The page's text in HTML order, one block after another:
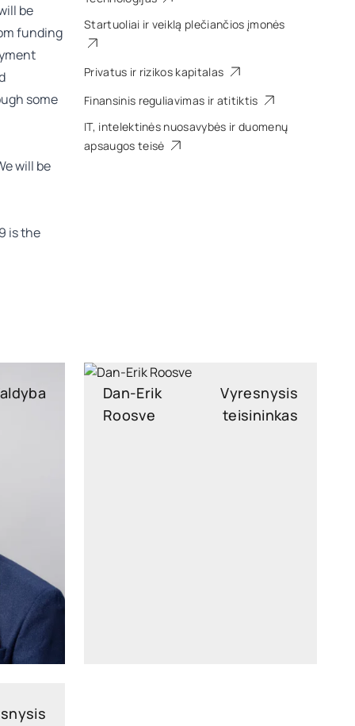
Startuoliai ir veiklą plečiančios įmonės
Privatus ir rizikos kapitalas
Finansinis reguliavimas ir atitiktis
IT, intelektinės nuosavybės ir duomenų
apsaugos teisė
be
funding
some
will be
is the
Dan-Erik
Roosve
Vyresnysis
teisininkas